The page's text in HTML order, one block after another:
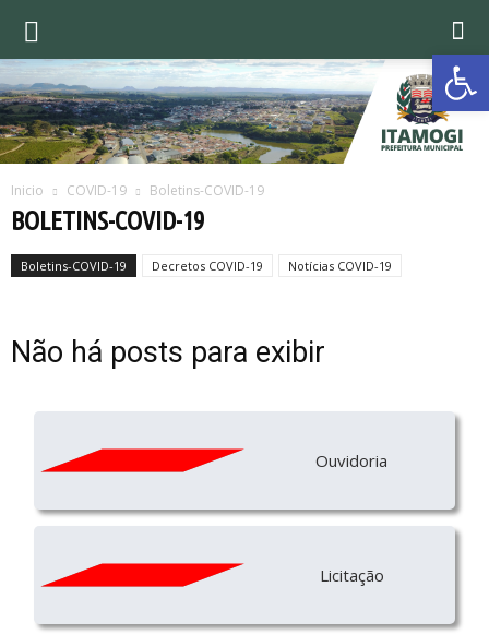
Inicio COVID-19 Boletins-COVID-19
BOLETINS-COVID-19
Boletins-COVID-19 Decretos COVID-19 Notícias COVID-19
Não há posts para exibir
Ouvidoria
Licitação